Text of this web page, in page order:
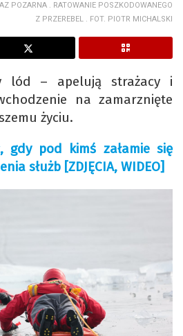
POZARNA . RATOWANIE POSZKODOWANEGO
Z PRZEREBEL . FOT. PIOTR MICHALSKI
lód – apelują strażacy i
na zamarznięte
życiu.
gdy pod kimś załamie się
służb [ZDJĘCIA, WIDEO]